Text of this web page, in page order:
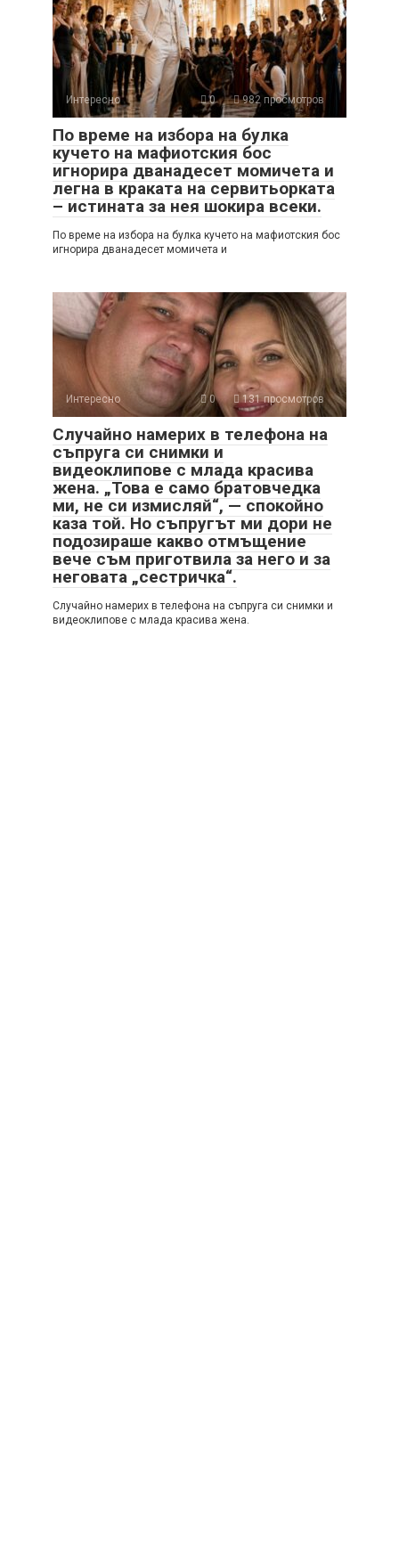
Интересно 0 982 просмотров
По време на избора на булка
кучето на мафиотския бос
игнорира дванадесет момичета и
легна в краката на сервитьорката
– истината за нея шокира всеки.
По време на избора на булка кучето на мафиотския бос
игнорира дванадесет момичета и
Интересно 0 131 просмотров
Случайно намерих в телефона на
съпруга си снимки и
видеоклипове с млада красива
жена. „Това е само братовчедка
ми, не си измисляй“, — спокойно
каза той. Но съпругът ми дори не
подозираше какво отмъщение
вече съм приготвила за него и за
неговата „сестричка“.
Случайно намерих в телефона на съпруга си снимки и
видеоклипове с млада красива жена.